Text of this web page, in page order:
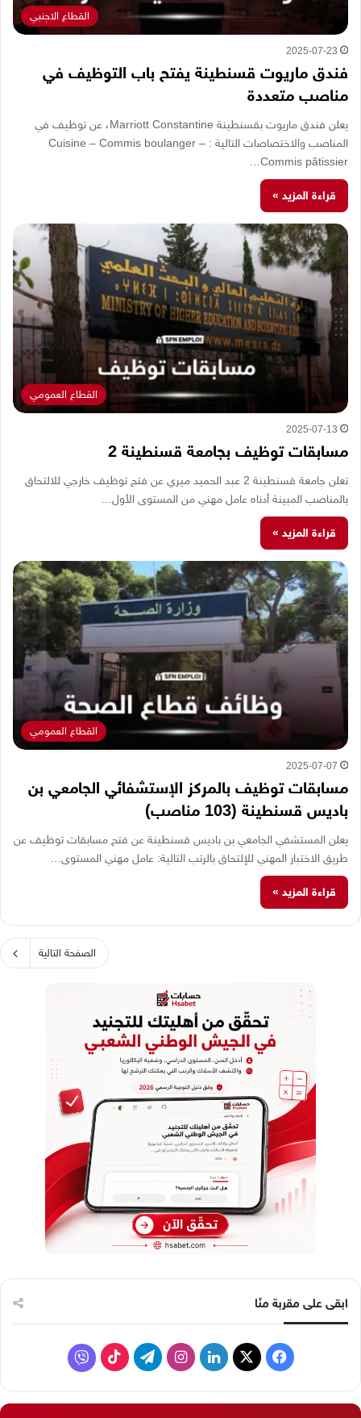
القطاع الاجنبي
2025-07-23
فندق ماريوت قسنطينة يفتح باب التوظيف في
مناصب متعددة
يعلن فندق ماريوت بقسنطينة Marriott Constantine، عن توظيف في
المناصب والاختصاصات التالية : Cuisine – Commis boulanger –
Commis pâtissier…
قراءة المزيد »
القطاع العمومي
2025-07-13
مسابقات توظيف بجامعة قسنطينة 2
تعلن جامعة قسنطينة 2 عبد الحميد ميري عن فتح توظيف خارجي للالتحاق
بالمناصب المبينة أدناه عامل مهني من المستوى الأول…
قراءة المزيد »
القطاع العمومي
2025-07-07
مسابقات توظيف بالمركز الإستشفائي الجامعي بن
باديس قسنطينة (103 مناصب)
يعلن المستشفي الجامعي بن باديس قسنطينة عن فتح مسابقات توظيف عن
طريق الاختبار المهني للإلتحاق بالرتب التالية: عامل مهني المستوى…
قراءة المزيد »
الصفحة التالية
ابقى على مقربة منّا
ف
ت
ف
ا